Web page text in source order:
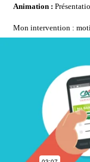
Animation :
Mon intervention :